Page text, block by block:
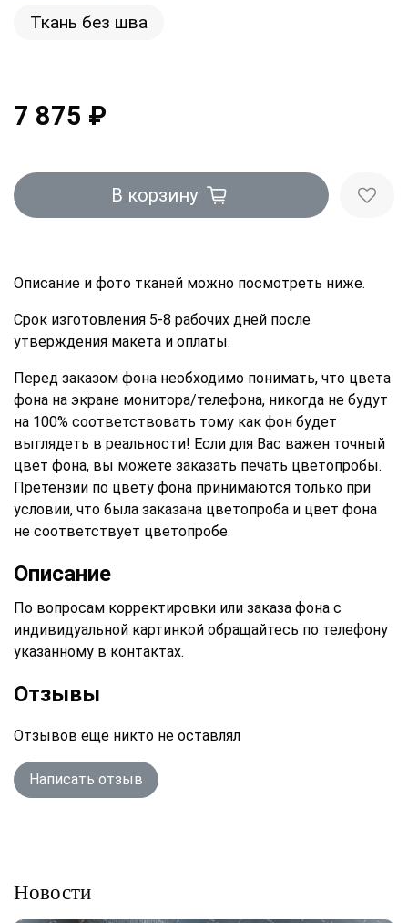
Ткань без шва
7 875 ₽
В корзину
Описание и фото тканей можно посмотреть ниже.
Срок изготовления 5-8 рабочих дней после
утверждения макета и оплаты.
Перед заказом фона необходимо понимать, что цвета
фона на экране монитора/телефона, никогда не будут
на 100% соответствовать тому как фон будет
выглядеть в реальности! Если для Вас важен точный
цвет фона, вы можете заказать печать цветопробы.
Претензии по цвету фона принимаются только при
условии, что была заказана цветопроба и цвет фона
не соответствует цветопробе.
Описание
По вопросам корректировки или заказа фона с
индивидуальной картинкой обращайтесь по телефону
указанному в контактах.
Отзывы
Отзывов еще никто не оставлял
Написать отзыв
Новости